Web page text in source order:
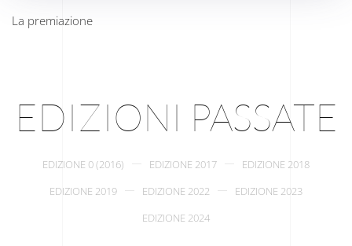
La premiazione
EDIZIONI PASSATE
EDIZIONE 0 (2016) EDIZIONE 2017
EDIZIONE 2018
EDIZIONE 2019
EDIZIONE 2022
EDIZIONE 2023
EDIZIONE 2024